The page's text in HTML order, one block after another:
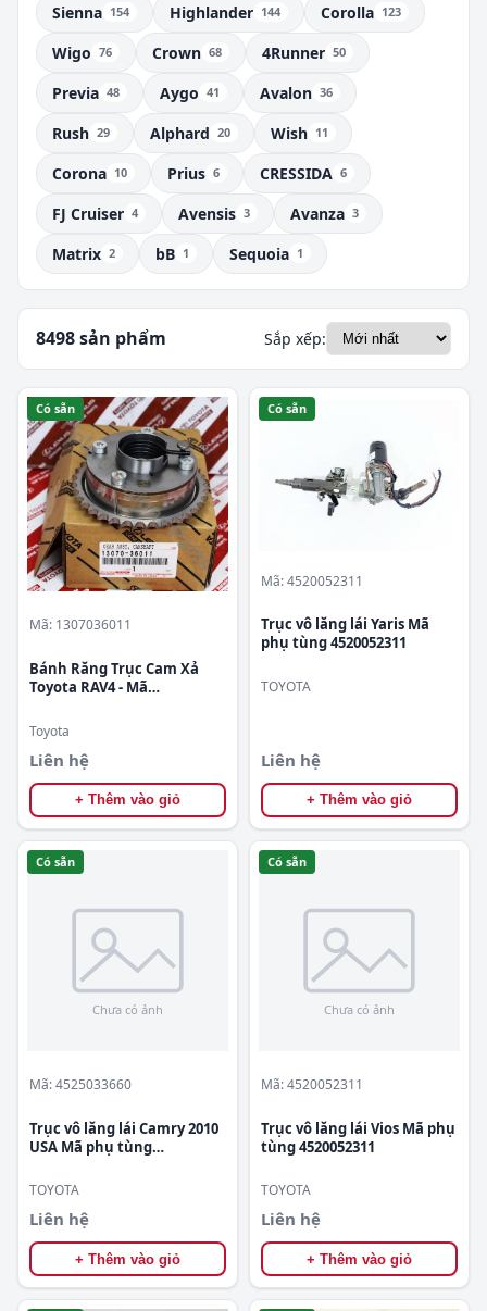
SsangYong
Volkswagen
Samsung
Sienna 154 Highlander 144 Corolla 123
Wigo 76 Crown 68 4Runner 50
Previa 48 Aygo 41 Avalon 36
Rush 29 Alphard 20 Wish 11
Corona 10 Prius 6 CRESSIDA 6
FJ Cruiser 4 Avensis 3 Avanza 3
Matrix 2 bB 1 Sequoia 1
8498 sản phẩm Sắp xếp:
Có sẵn
Mã: 1307036011
Bánh Răng Trục Cam Xả
Toyota RAV4 - Mã
Toyota
Liên hệ
+ Thêm vào giỏ
Có sẵn
Mã: 4520052311
Trục vô lăng lái Yaris Mã
phụ tùng 4520052311
TOYOTA
Liên hệ
+ Thêm vào giỏ
Có sẵn
Mã: 4525033660
Trục vô lăng lái Camry 2010
USA Mã phụ tùng
TOYOTA
Liên hệ
+ Thêm vào giỏ
Có sẵn
Mã: 4520052311
Trục vô lăng lái Vios Mã phụ
tùng 4520052311
TOYOTA
Liên hệ
+ Thêm vào giỏ